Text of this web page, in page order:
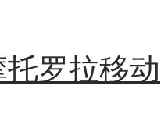
罗拉移动